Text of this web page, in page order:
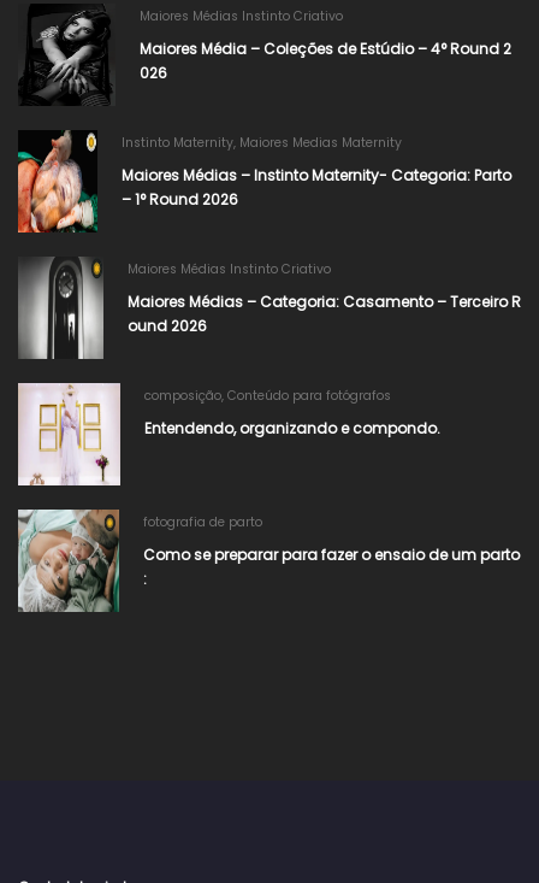
Maiores Médias Instinto Criativo
Maiores Média – Coleções de Estúdio – 4° Round 2
026
Instinto Maternity, Maiores Medias Maternity
Maiores Médias – Instinto Maternity- Categoria: Parto
– 1° Round 2026
Maiores Médias Instinto Criativo
Maiores Médias – Categoria: Casamento – Terceiro R
ound 2026
composição, Conteúdo para fotógrafos
Entendendo, organizando e compondo.
fotografia de parto
Como se preparar para fazer o ensaio de um parto
: